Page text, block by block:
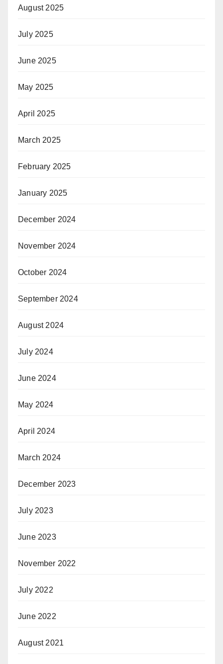
August 2025
July 2025
June 2025
May 2025
April 2025
March 2025
February 2025
January 2025
December 2024
November 2024
October 2024
September 2024
August 2024
July 2024
June 2024
May 2024
April 2024
March 2024
December 2023
July 2023
June 2023
November 2022
July 2022
June 2022
August 2021